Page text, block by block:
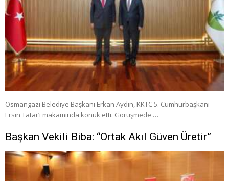
Osmangazi Belediye Başkanı Erkan Aydın, KKTC 5. Cumhurbaşkanı
Ersin Tatar’ı makamında konuk etti. Görüşmede …
Başkan Vekili Biba: “Ortak Akıl Güven Üretir”